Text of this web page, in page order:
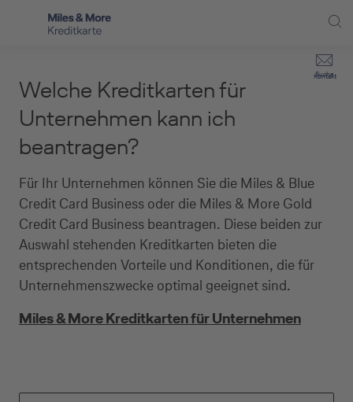
Direkt zur Suche (Enter drücken)
Direkt zum Hauptinhalt (Enter drücken)
Kontakt
Suche
Selbstständige
Unternehmen
Service
Miles & More Programm
Kreditkarte empfehlen
Kreditkarten-Banking
Kreditkarte beantragen
Welche Kreditkarten für
Unternehmen kann ich
beantragen?
Für Ihr Unternehmen können Sie die Miles & Blue
Credit Card Business oder die Miles & More Gold
Credit Card Business beantragen. Diese beiden zur
Auswahl stehenden Kreditkarten bieten die
entsprechenden Vorteile und Konditionen, die für
Unternehmenszwecke optimal geeignet sind.
Miles & More Kreditkarten für Unternehmen